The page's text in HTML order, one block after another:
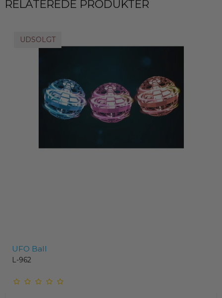
RELATEREDE PRODUKTER
UDSOLGT
UFO Ball
L-962